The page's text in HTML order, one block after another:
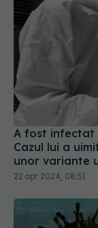
A fost infectat
Cazul lui a
unor variante
22 apr 2024, 08:51